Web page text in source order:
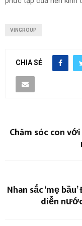
VINGROUP
CHIA SẺ
Chăm sóc con
Nhan sắc ‘mẹ
diễn